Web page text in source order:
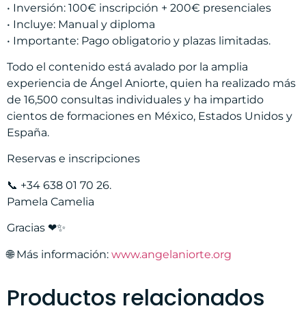
• Inversión: 100€ inscripción + 200€ presenciales
• Incluye: Manual y diploma
• Importante: Pago obligatorio y plazas limitadas.
Todo el contenido está avalado por la amplia
experiencia de Ángel Aniorte, quien ha realizado más
de 16,500 consultas individuales y ha impartido
cientos de formaciones en México, Estados Unidos y
España.
Reservas e inscripciones
📞 ‪+34 638 01 70 26‬.
Pamela Camelia
Gracias ❤✨
🌐 Más información: www.angelaniorte.org
Productos relacionados